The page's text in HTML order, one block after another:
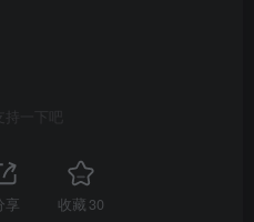
秘書 (動画入り) [136P6V-
エロ リトルシェフ 写真+自撮り
-バニーガールBunny girl [92P
持一下吧
享 收藏 30